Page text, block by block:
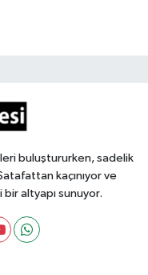
buluştururken, sadelik
kaçınıyor ve
altyapı sunuyor.